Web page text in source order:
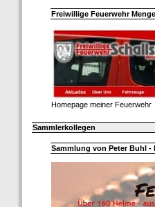
Freiwillige Feuerwehr
Homepage meiner Feuerwehr
Sammlerkollegen
Sammlung von Peter Buhl -